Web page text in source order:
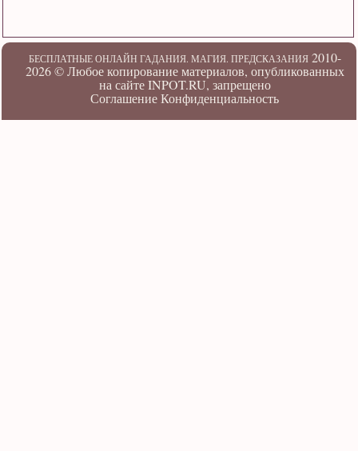
БЕСПЛАТНЫЕ ОНЛАЙН ГАДАНИЯ. МАГИЯ. ПРЕДСКАЗАНИЯ2010-
2026 ©Любое копирование материалов, опубликованных
на сайте INPOT.RU, запрещено
Соглашение Конфиденциальность